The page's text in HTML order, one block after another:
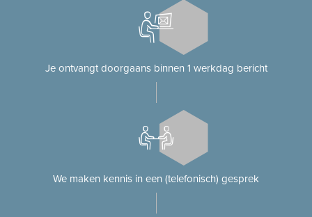
Je ontvangt doorgaans binnen 1 werkdag bericht
We maken kennis in een (telefonisch) gesprek